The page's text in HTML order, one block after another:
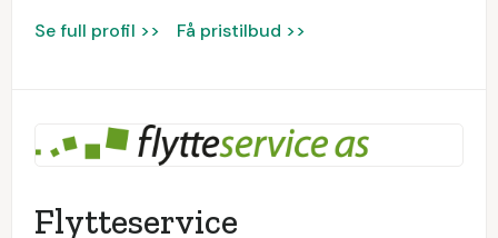
Se full profil >> Få pristilbud >>
Flytteservice